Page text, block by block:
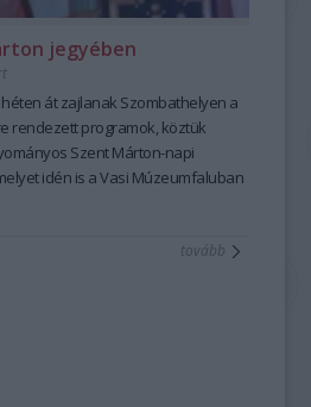
jegyében
át zajlanak Szombathelyen a
rendezett programok, köztük
Szent Márton-napi
idén is a Vasi Múzeumfaluban
tovább